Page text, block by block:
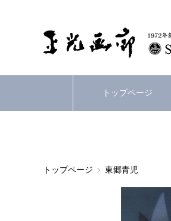
トップページ
トップページ 東郷青児